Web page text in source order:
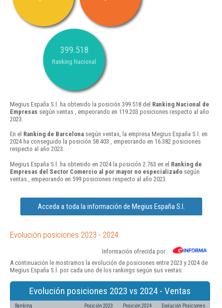
399.518
Ranking Nacional
Megius España S.l. ha obtenido la posición 399.518 del Ranking Nacional de
Empresas según ventas , empeorando en 119.203 posiciones respecto al año
2023.
En el Ranking de Barcelona según ventas, la empresa Megius España S.l. en
2024 ha conseguido la posición 58.403 , empeorando en 16.382 posiciones
respecto al año 2023.
Megius España S.l. ha obtenido en 2024 la posición 2.763 en el Ranking de
Empresas del Sector Comercio al por mayor no especializado según
ventas , empeorando en 599 posiciones respecto al año 2023.
Acceda a toda la información de Megius España S.l.
Evolución posiciones 2023 - 2024
Información ofrecida por
A continuación le mostramos la evolución de posiciones entre 2023 y 2024 de
Megius España S.l. por cada uno de los rankings según sus ventas:
Evolución posiciones 2023 vs 2024 - Ventas
Ranking Posición 2023 Posición 2024 Evolución Posiciones